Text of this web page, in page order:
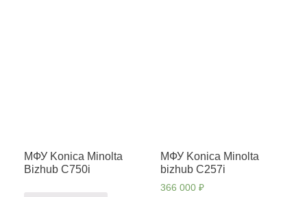
МФУ Konica Minolta
Bizhub C750i
МФУ Konica Minolta
bizhub C257i
366 000 ₽